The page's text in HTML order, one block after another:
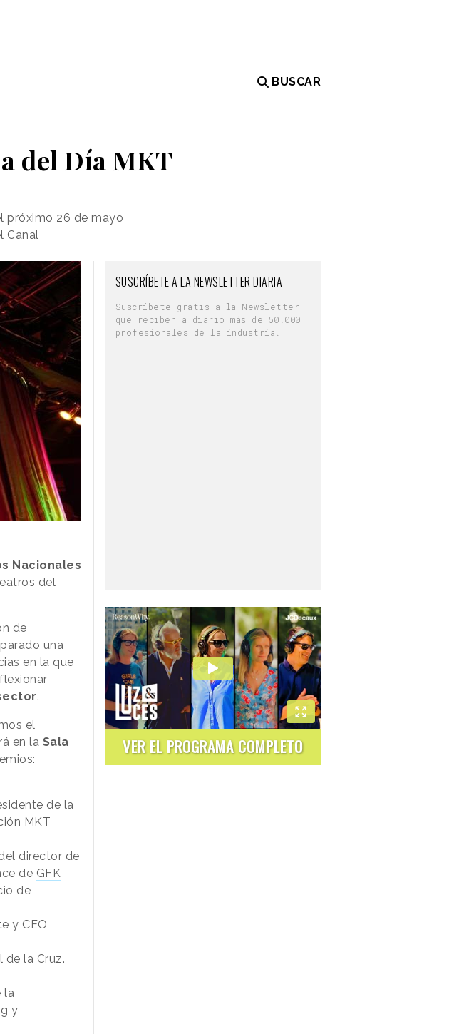
BUSCAR
del Día MKT
próximo 26 de mayo
Canal
Nacionales
del
de
una
en la que
.
el
en la Sala
de la
MKT
director de
de GFK
de
y CEO
de la Cruz.
la
y
SUSCRÍBETE A LA NEWSLETTER DIARIA
Suscríbete gratis a la Newsletter
que reciben a diario más de 50.000
profesionales de la industria.
VER EL PROGRAMA COMPLETO